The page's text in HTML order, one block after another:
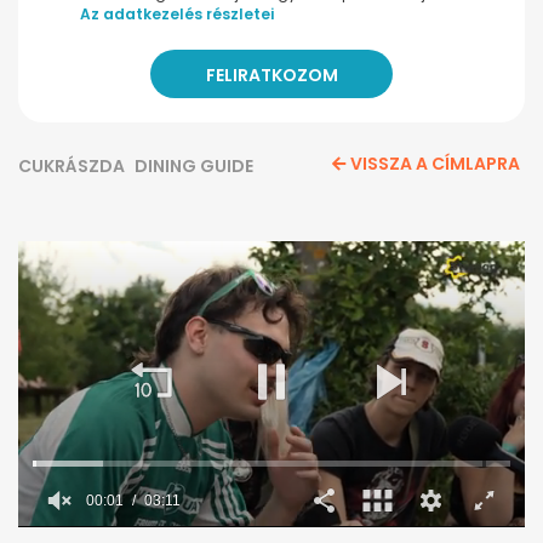
Az adatkezelés részletei
CUKRÁSZDA DINING GUIDE VISSZA A CÍMLAPRA
00:02 03:11